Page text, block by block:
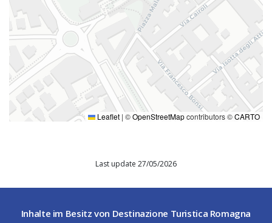
Leaflet | ©OpenStreetMapcontributors ©CARTO
Last update 27/05/2026
Inhalte im Besitz von Destinazione Turistica Romagna